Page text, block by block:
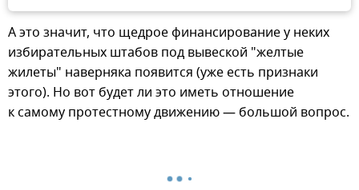
А это значит, что щедрое финансирование у неких
избирательных штабов под вывеской "желтые
жилеты" наверняка появится (уже есть признаки
этого). Но вот будет ли это иметь отношение
к самому протестному движению — большой вопрос.